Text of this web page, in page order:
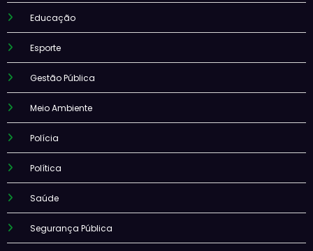
Educação
Esporte
Gestão Pública
Meio Ambiente
Polícia
Política
Saúde
Segurança Pública